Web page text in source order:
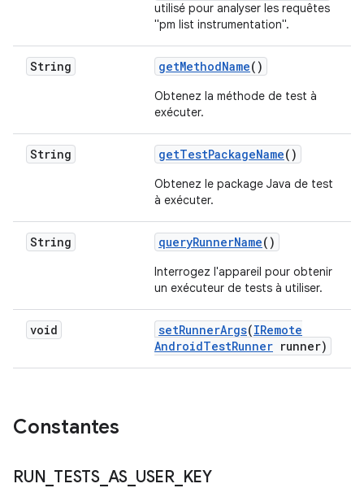
utilisé pour analyser les requêtes
"pm list instrumentation".
String getMethodName()
Obtenez la méthode de test à
exécuter.
String getTestPackageName()
Obtenez le package Java de test
à exécuter.
String queryRunnerName()
Interrogez l'appareil pour obtenir
un exécuteur de tests à utiliser.
void setRunnerArgs(IRemote
AndroidTestRunner runner)
Constantes
RUN TESTS_ AS USER_ KEY